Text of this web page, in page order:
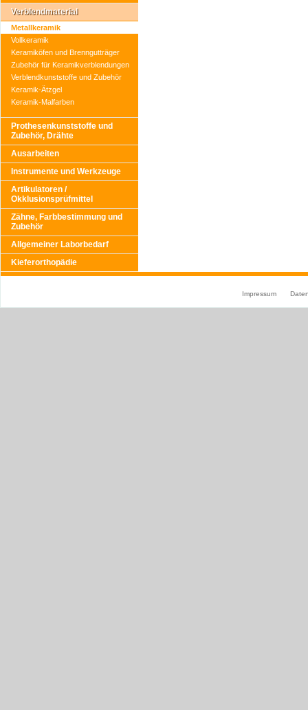
Verblendmaterial
Metallkeramik
Vollkeramik
Keramiköfen und Brenngutträger
Zubehör für Keramikverblendungen
Verblendkunststoffe und Zubehör
Keramik-Ätzgel
Keramik-Malfarben
Prothesenkunststoffe und
Zubehör, Drähte
Ausarbeiten
Instrumente und Werkzeuge
Artikulatoren /
Okklusionsprüfmittel
Zähne, Farbbestimmung und
Zubehör
Allgemeiner Laborbedarf
Kieferorthopädie
Impressum